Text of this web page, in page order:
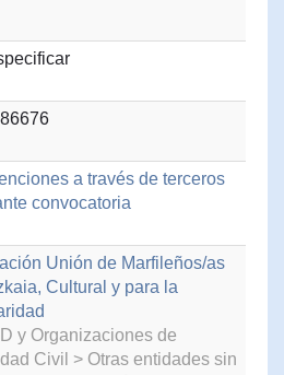
a través de terceros
convocatoria
Unión de Marfileños/as
Cultural y para la
y Organizaciones de
Civil > Otras entidades sin